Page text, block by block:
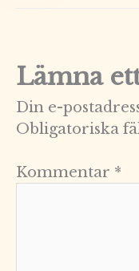
Lämna
Din e-
Obligatoriska
Kommentar *